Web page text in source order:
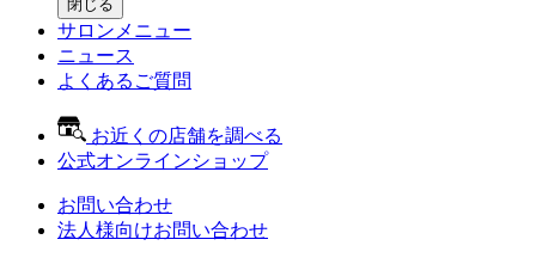
閉じる
サロンメニュー
ニュース
よくあるご質問
お近くの店舗を調べる
公式オンラインショップ
お問い合わせ
法人様向けお問い合わせ